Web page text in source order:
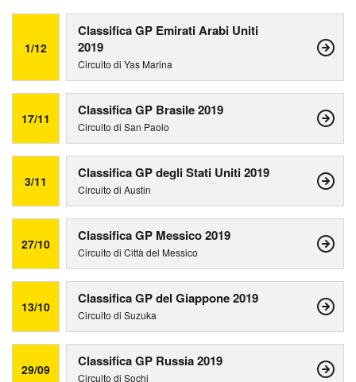
1/12
Classifica GP Emirati Arabi Uniti
2019
Circuito di Yas Marina
17/11 Classifica GP Brasile 2019
Circuito di San Paolo
3/11 Classifica GP degli Stati Uniti 2019
Circuito di Austin
27/10 Classifica GP Messico 2019
Circuito di Città del Messico
13/10 Classifica GP del Giappone 2019
Circuito di Suzuka
29/09 Classifica GP Russia 2019
Circuito di Sochi